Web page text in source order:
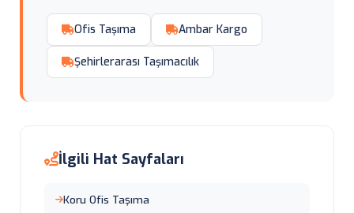
Ofis Taşıma Ambar Kargo
Şehirlerarası Taşımacılık
İlgili Hat Sayfaları
Koru Ofis Taşıma